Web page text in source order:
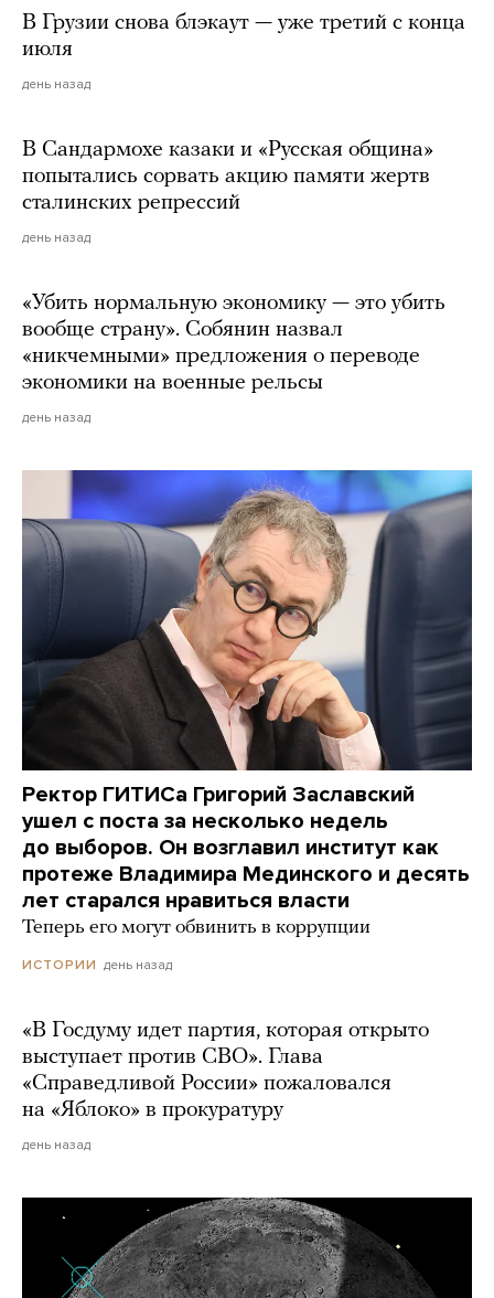
В Грузии снова блэкаут — уже третий с конца
июля
день назад
В Сандармохе казаки и «Русская община»
попытались сорвать акцию памяти жертв
сталинских репрессий
день назад
«Убить нормальную экономику — это убить
вообще страну». Собянин назвал
«никчемными» предложения о переводе
экономики на военные рельсы
день назад
Ректор ГИТИСа Григорий Заславский
ушел с поста за несколько недель
до выборов. Он возглавил институт как
протеже Владимира Мединского и десять
лет старался нравиться власти
Теперь его могут обвинить в коррупции
ИСТОРИИ день назад
«В Госдуму идет партия, которая открыто
выступает против СВО». Глава
«Справедливой России» пожаловался
на «Яблоко» в прокуратуру
день назад